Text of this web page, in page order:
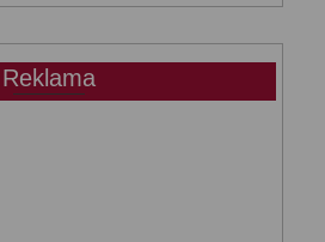
Reklama